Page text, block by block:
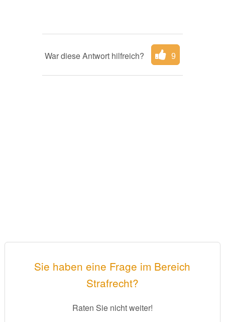
War diese Antwort hilfreich? 9
Sie haben eine Frage im Bereich
Strafrecht?
Raten Sie nicht weiter!